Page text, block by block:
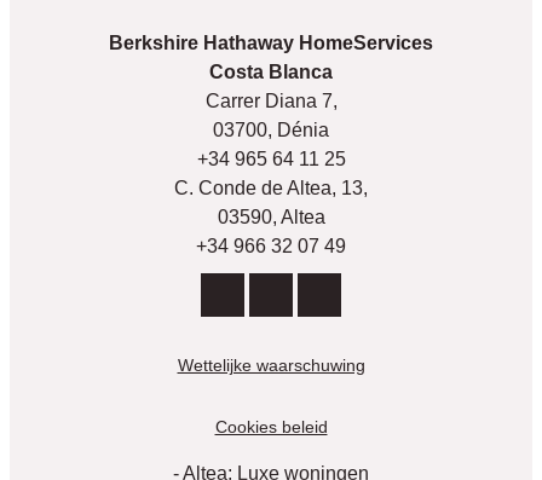
Berkshire Hathaway HomeServices
Costa Blanca
Carrer Diana 7,
03700, Dénia
+34 965 64 11 25
C. Conde de Altea, 13,
03590, Altea
+34 966 32 07 49
Wettelijke waarschuwing
Cookies beleid
- Altea: Luxe woningen